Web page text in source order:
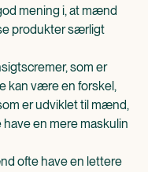
mening i, at mænd
produkter særligt
som er
kan være en forskel,
er udviklet til mænd,
en mere maskulin
ofte have en lettere